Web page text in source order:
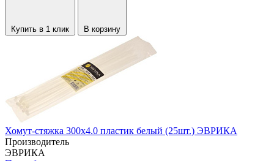
Купить в 1 клик В корзину
Хомут-стяжка 300х4.0 пластик белый (25шт.) ЭВРИКА
Производитель
ЭВРИКА